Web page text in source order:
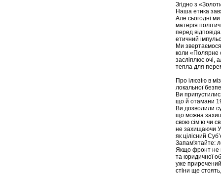
Згідно з
Наша етика
Але сьогодні
матерія
перед
етичний
Ми
коли «Полярне
засліплює очі,
тепла для
Про ілюзію в
локальної
Ви
що й отамани
Ви дозволили
що можна
свою сім’ю чи
не захищаючи
як цілісний
Запам'ятайте:
Якщо фронт не
та юридичної
уже
стіни ще